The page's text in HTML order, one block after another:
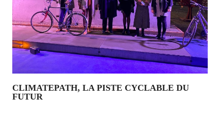
CLIMATEPATH, LA PISTE CYCLABLE DU
FUTUR